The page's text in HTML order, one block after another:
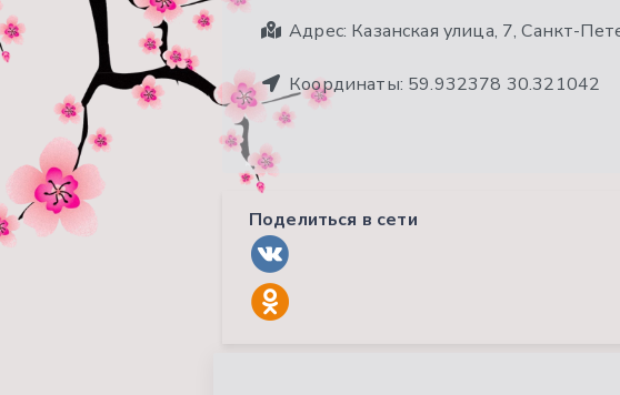
Адрес: Казанская улица, 7, Санкт-
Координаты: 59.932378 30.321042
Поделиться в сети